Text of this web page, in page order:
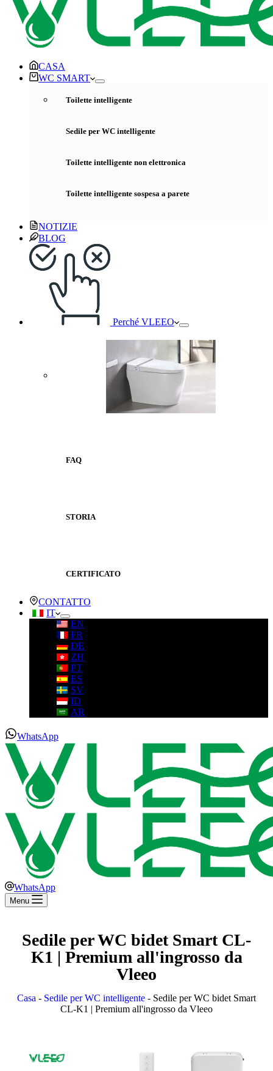
CASA
WC SMART
Toilette intelligente
Sedile per WC intelligente
Toilette intelligente non elettronica
Toilette intelligente sospesa a parete
NOTIZIE
BLOG
Perché VLEEO
FAQ
STORIA
CERTIFICATO
CONTATTO
IT
EN
FR
DE
ZH
PT
ES
SV
ID
AR
WhatsApp
WhatsApp
Menu
Sedile per WC bidet Smart CL-
K1 | Premium all'ingrosso da
Vleeo
Casa - Sedile per WC intelligente - Sedile per WC bidet Smart
CL-K1 | Premium all'ingrosso da Vleeo